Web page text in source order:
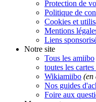
Protection de
Politique de
Cookies et
Mentions
Liens
Notre site
Tous les amiibo
toutes les
Wikiamiibo (en
Nos guides
Foire aux